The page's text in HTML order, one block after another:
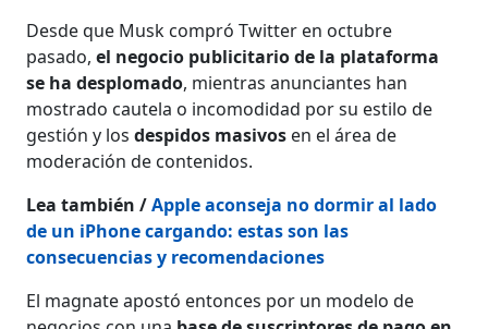
Desde que Musk compró Twitter en octubre
pasado,el negocio publicitario de la plataforma
se ha desplomado, mientras anunciantes han
mostrado cautela o incomodidad por su estilo de
gestión y los despidos masivos en el área de
moderación de contenidos.
Lea también /Apple aconseja no dormir al lado
de un iPhone cargando: estas son las
consecuencias y recomendaciones
El magnate apostó entonces por un modelo de